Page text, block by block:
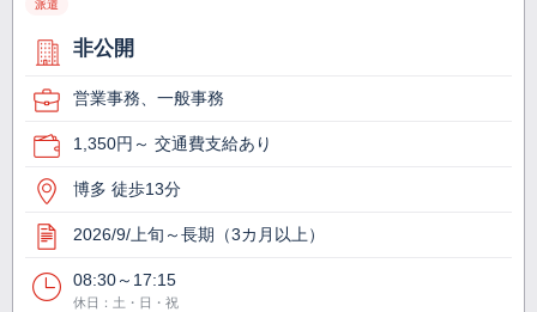
派遣
非公開
営業事務、一般事務
1,350円～ 交通費支給あり
博多 徒歩13分
2026/9/上旬～長期（3カ月以上）
08:30～17:15
休日：土・日・祝